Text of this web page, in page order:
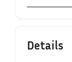
Details